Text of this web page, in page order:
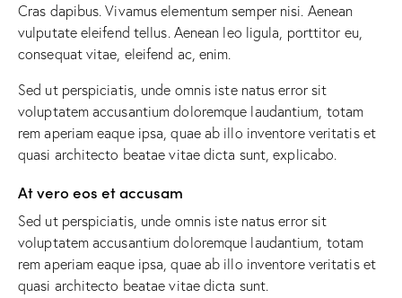
Cras dapibus. Vivamus elementum semper nisi. Aenean
vulputate eleifend tellus. Aenean leo ligula, porttitor eu,
consequat vitae, eleifend ac, enim.
Sed ut perspiciatis, unde omnis iste natus error sit
voluptatem accusantium doloremque laudantium, totam
rem aperiam eaque ipsa, quae ab illo inventore veritatis et
quasi architecto beatae vitae dicta sunt, explicabo.
At vero eos et accusam
Sed ut perspiciatis, unde omnis iste natus error sit
voluptatem accusantium doloremque laudantium, totam
rem aperiam eaque ipsa, quae ab illo inventore veritatis et
quasi architecto beatae vitae dicta sunt.